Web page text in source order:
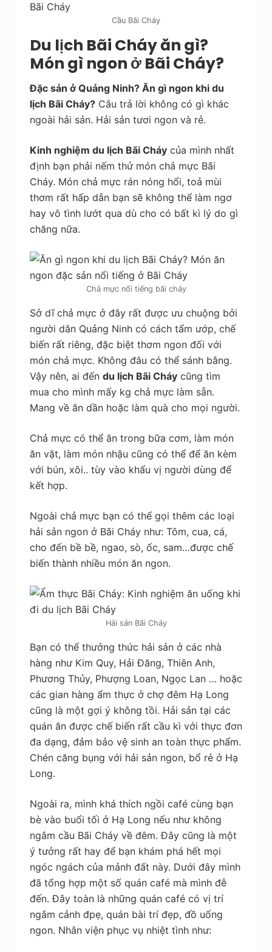
Cầu Bãi Cháy
Du lịch Bãi Cháy ăn gì?
Món gì ngon ở Bãi Cháy?
Đặc sản ở Quảng Ninh? Ăn gì ngon khi du
lịch Bãi Cháy? Câu trả lời không có gì khác
ngoài hải sản. Hải sản tươi ngon và rẻ.
Kinh nghiệm du lịch Bãi Cháy của mình nhất
định bạn phải nếm thử món chả mực Bãi
Cháy. Món chả mực rán nóng hổi, toả mùi
thơm rất hấp dẫn bạn sẽ không thể làm ngơ
hay vô tình lướt qua dù cho có bất kì lý do gì
chăng nữa.
Chả mực nổi tiếng bãi cháy
Sở dĩ chả mực ở đây rất được ưu chuộng bởi
người dân Quảng Ninh có cách tẩm ướp, chế
biến rất riêng, đặc biệt thơm ngon đối với
món chả mực. Không đâu có thể sánh bằng.
Vậy nên, ai đến du lịch Bãi Cháy cũng tìm
mua cho mình mấy kg chả mực làm sẵn.
Mang về ăn dần hoặc làm quà cho mọi người.
Chả mực có thể ăn trong bữa cơm, làm món
ăn vặt, làm món nhậu cũng có thể để ăn kèm
với bún, xôi.. tùy vào khẩu vị người dùng để
kết hợp.
Ngoài chả mực bạn có thể gọi thêm các loại
hải sản ngon ở Bãi Cháy như: Tôm, cua, cá,
cho đến bề bề, ngao, sò, ốc, sam…được chế
biến thành nhiều món ăn ngon.
Hải sản Bãi Cháy
Bạn có thể thưởng thức hải sản ở các nhà
hàng như Kim Quy, Hải Đăng, Thiên Anh,
Phương Thủy, Phượng Loan, Ngọc Lan … hoặc
các gian hàng ẩm thực ở chợ đêm Hạ Long
cũng là một gợi ý không tồi. Hải sản tại các
quán ăn được chế biến rất cầu kì với thực đơn
đa dạng, đảm bảo vệ sinh an toàn thực phẩm.
Chén căng bụng với hải sản ngon, bổ rẻ ở Hạ
Long.
Ngoài ra, mình khá thích ngồi café cùng bạn
bè vào buổi tối ở Hạ Long nếu như không
ngắm cầu Bãi Cháy về đêm. Đây cũng là một
ý tưởng rất hay để bạn khám phá hết mọi
ngóc ngách của mảnh đất này. Dưới đây mình
đã tổng hợp một số quán café mà mình đễ
đến. Đây toàn là những quán café có vị trí
ngắm cảnh đpẹ, quán bài trí đẹp, đồ uống
ngon. Nhân viện phục vụ nhiệt tình như: